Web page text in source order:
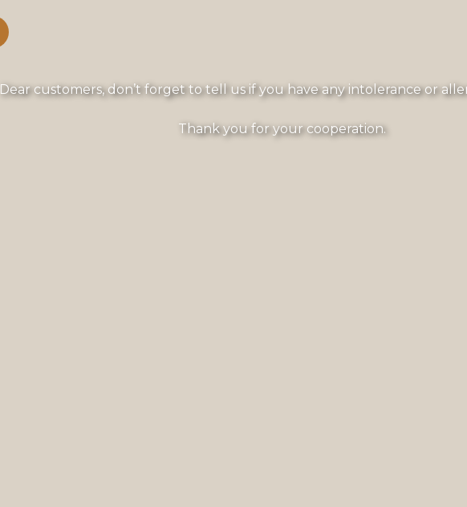
Dear customers, don’t forget to tell us if you have any intolerance or
Thank you for your cooperation.